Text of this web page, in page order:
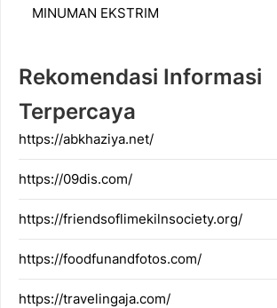
MINUMAN EKSTRIM
Rekomendasi Informasi
Terpercaya
https://abkhaziya.net/
https://09dis.com/
https://friendsoflimekilnsociety.org/
https://foodfunandfotos.com/
https://travelingaja.com/